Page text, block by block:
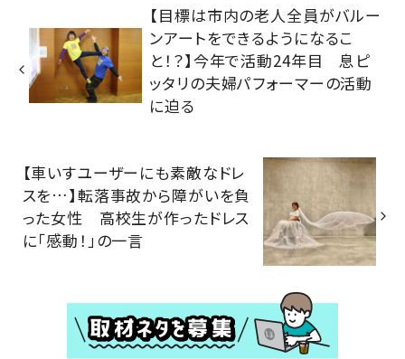
【目標は市内の老人全員がバルー
ンアートをできるようになるこ
と！？】今年で活動24年目 息ピ
ッタリの夫婦パフォーマーの活動
に迫る
【車いすユーザーにも素敵なドレ
スを…】転落事故から障がいを負
った女性 高校生が作ったドレス
に「感動！」の一言